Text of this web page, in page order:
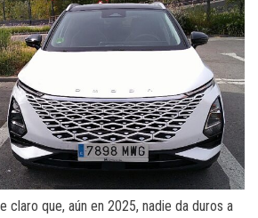
claro que, aún en 2025, nadie da duros a